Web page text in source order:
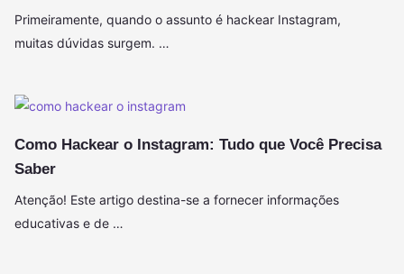
Primeiramente, quando o assunto é hackear Instagram,
muitas dúvidas surgem. …
Como Hackear o Instagram: Tudo que Você Precisa
Saber
Atenção! Este artigo destina-se a fornecer informações
educativas e de …